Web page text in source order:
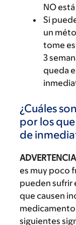
NO
Si
un
tome
3
queda
¿Cuáles
por los
de
es muy poco
pueden sufrir
que causen
siguientes